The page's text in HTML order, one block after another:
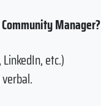
Manager?
etc.)